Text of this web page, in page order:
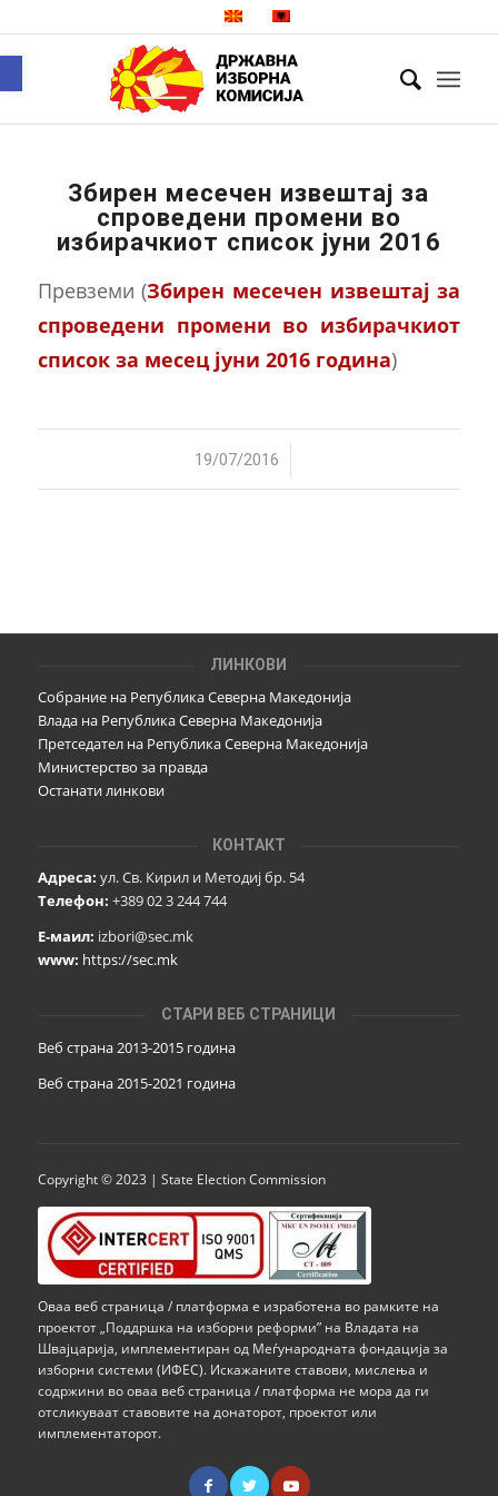
Збирен месечен извештај за
спроведени промени во
избирачкиот список јуни 2016
Превземи (Збирен месечен извештај за
спроведени промени во избирачкиот
список за месец јуни 2016 година)
19/07/2016
/
ЛИНКОВИ
Собрание на Република Северна Македонија
Влада на Република Северна Македонија
Претседател на Република Северна Македонија
Министерство за правда
Останати линкови
КОНТАКТ
Адреса: ул. Св. Кирил и Методиј бр. 54
Телефон: +389 02 3 244 744
Е-маил: izbori@sec.mk
www: https://sec.mk
СТАРИ ВЕБ СТРАНИЦИ
Веб страна 2013-2015 година
Веб страна 2015-2021 година
Copyright © 2023 | State Election Commission
Оваа веб страница / платформа е изработена во рамките на
проектот „Поддршка на изборни реформи” на Владата на
Швајцарија, имплементиран од Меѓународната фондација за
изборни системи (ИФЕС). Искажаните ставови, мислења и
содржини во оваа веб страница / платформа не мора да ги
отсликуваат ставовите на донаторот, проектот или
имплементаторот.
Open toolbar